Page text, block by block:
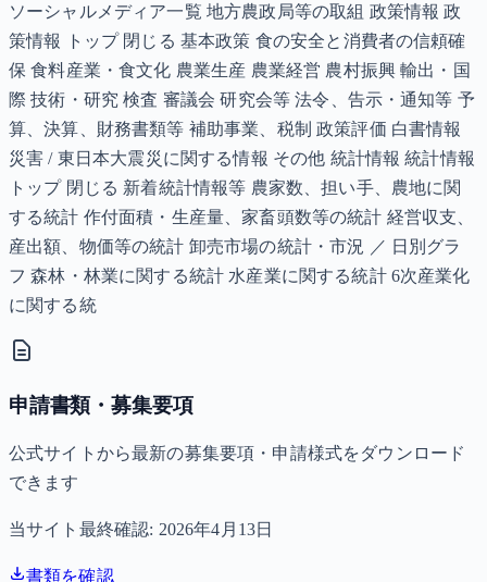
ソーシャルメディア一覧 地方農政局等の取組 政策情報 政
策情報 トップ 閉じる 基本政策 食の安全と消費者の信頼確
保 食料産業・食文化 農業生産 農業経営 農村振興 輸出・国
際 技術・研究 検査 審議会 研究会等 法令、告示・通知等 予
算、決算、財務書類等 補助事業、税制 政策評価 白書情報
災害 / 東日本大震災に関する情報 その他 統計情報 統計情報
トップ 閉じる 新着統計情報等 農家数、担い手、農地に関
する統計 作付面積・生産量、家畜頭数等の統計 経営収支、
産出額、物価等の統計 卸売市場の統計・市況 ／ 日別グラ
フ 森林・林業に関する統計 水産業に関する統計 6次産業化
に関する統
申請書類・募集要項
公式サイトから最新の募集要項・申請様式をダウンロード
できます
当サイト最終確認: 2026年4月13日
書類を確認